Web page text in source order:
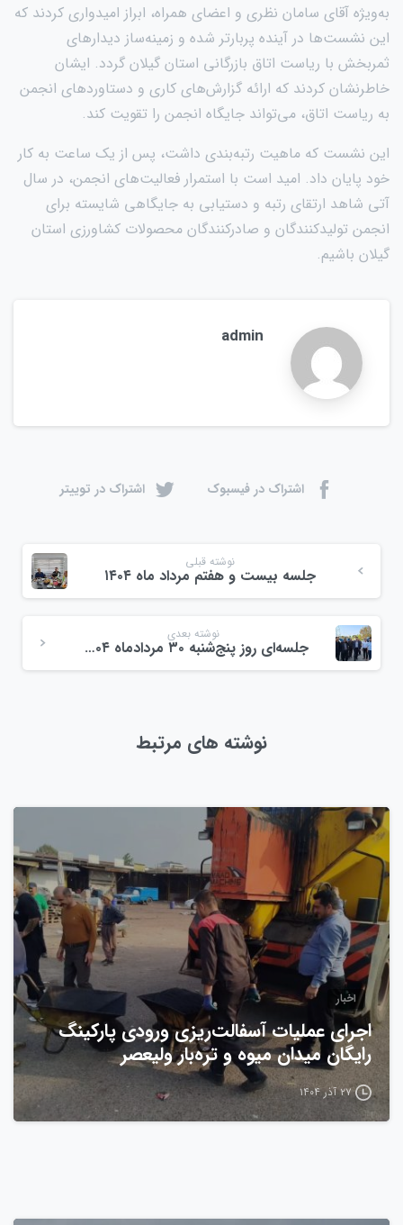
به‌ویژه آقای سامان نظری و اعضای همراه، ابراز امیدواری کردند که
این نشست‌ها در آینده پربارتر شده و زمینه‌ساز دیدارهای
ثمربخش با ریاست اتاق بازرگانی استان گیلان گردد. ایشان
خاطرنشان کردند که ارائه گزارش‌های کاری و دستاوردهای انجمن
به ریاست اتاق، می‌تواند جایگاه انجمن را تقویت کند.
این نشست که ماهیت رتبه‌بندی داشت، پس از یک ساعت به کار
خود پایان داد. امید است با استمرار فعالیت‌های انجمن، در سال
آتی شاهد ارتقای رتبه و دستیابی به جایگاهی شایسته برای
انجمن تولیدکنندگان و صادرکنندگان محصولات کشاورزی استان
گیلان باشیم.
admin
اشتراک در فیسبوک اشتراک در توییتر
نوشته قبلی
جلسه بیست و هفتم مرداد ماه ۱۴۰۴
نوشته بعدی
جلسه‌ای روز پنج‌شنبه ۳۰ مردادماه ۱۴۰۴ در مجتمع میوه و تره بار ولیعصر
نوشته های مرتبط
اخبار
اجرای عملیات آسفالت‌ریزی ورودی پارکینگ
رایگان میدان میوه و تره‌بار ولیعصر
۲۷ آذر ۱۴۰۴